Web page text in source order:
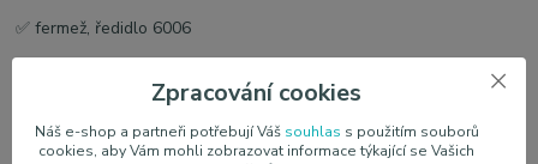
✅ fermež, ředidlo 6006
✅ líh, isopropanol, technický benzín, odmašťovač, supermafrasol
✅ hydroxid sodný, kyselina chlorovodíková, savo, perchlorethylen
✅ nafta, motorový olej, stolní olej
Zpracování cookies
Náš e-shop a partneři potřebují Váš souhlas s použitím souborů
cookies, aby Vám mohli zobrazovat informace týkající se Vašich